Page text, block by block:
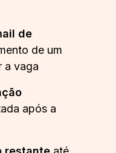
de
de um
a vaga
após a